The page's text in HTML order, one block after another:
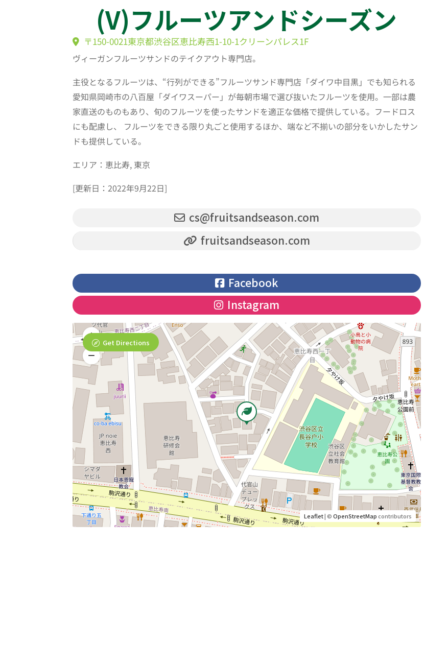
(V)フルーツアンドシーズン
〒150-0021東京都渋谷区恵比寿西1-10-1クリーンパレス1F
ヴィーガンフルーツサンドのテイクアウト専門店。
主役となるフルーツは、“行列ができる”フルーツサンド専門店「ダイワ中目黒」でも知られる
愛知県岡崎市の八百屋「ダイワスーパー」が毎朝市場で選び抜いたフルーツを使用。一部は農
家直送のものもあり、旬のフルーツを使ったサンドを適正な価格で提供している。フードロス
にも配慮し、 フルーツをできる限り丸ごと使用するほか、端など不揃いの部分をいかしたサン
ドも提供している。
エリア：恵比寿, 東京
[更新日：2022年9月22日]
cs@fruitsandseason.com
fruitsandseason.com
Facebook
Instagram
Leaflet| ©OpenStreetMapcontributors
Get Directions